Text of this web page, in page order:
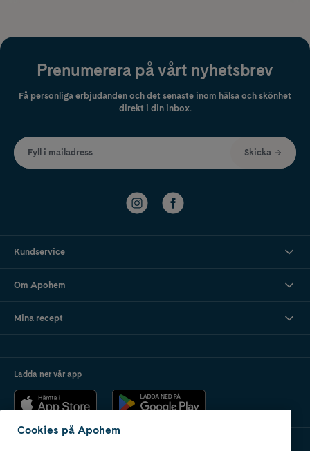
Prenumerera på vårt nyhetsbrev
Få personliga erbjudanden och det senaste inom hälsa och skönhet
direkt i din inbox.
Fyll i mailadress Skicka
Kundservice
Om Apohem
Mina recept
Ladda ner vår app
Cookies på Apohem